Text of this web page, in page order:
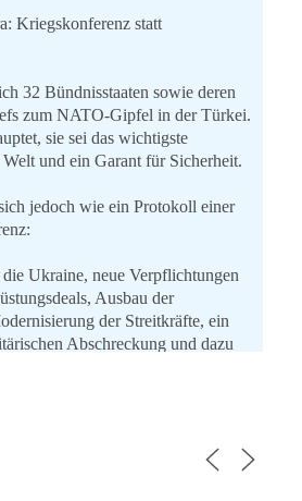
Kriegskonferenz statt
32 Bündnisstaaten sowie deren
zum NATO-Gipfel in der Türkei.
sie sei das wichtigste
und ein Garant für Sicherheit.
jedoch wie ein Protokoll einer
Ukraine, neue Verpflichtungen
Ausbau der
der Streitkräfte, ein
Abschreckung und dazu